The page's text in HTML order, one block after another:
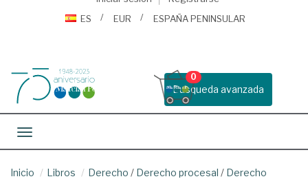
ES
EUR ESPAÑA PENINSULAR
Busqueda avanzada
0
Toggle navigation
Inicio Libros Derecho / Derecho procesal / Derecho